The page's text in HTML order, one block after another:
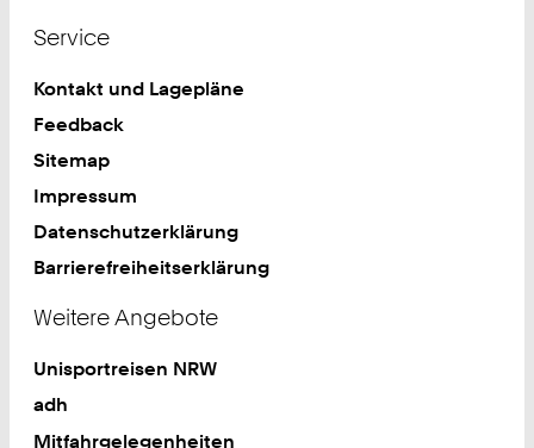
Service
Kontakt und Lagepläne
Feedback
Sitemap
Impressum
Datenschutzerklärung
Barrierefreiheitserklärung
Weitere Angebote
Unisportreisen NRW
adh
Mitfahrgelegenheiten